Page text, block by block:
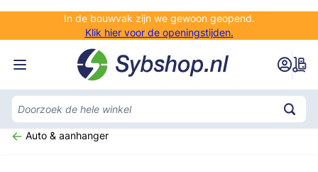
In de bouwvak zijn we gewoon geopend.
Klik hier voor de openingstijden.
Auto & aanhanger